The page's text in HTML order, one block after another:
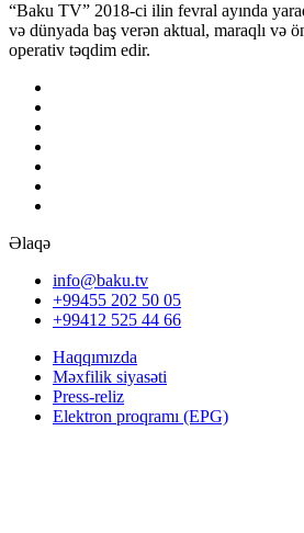
“Baku TV” 2018-ci ilin fevral ayında
və dünyada baş verən aktual, maraqlı və
operativ təqdim edir.
Əlaqə
info@baku.tv
+99455 202 50 05
+99412 525 44 66
Haqqımızda
Məxfilik siyasəti
Press-reliz
Elektron proqramı (EPG)